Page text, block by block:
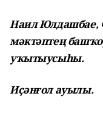
Наил Юлдашбае,
мәктәптең
уҡытыусыһы.
Иҫәнғол ауылы.